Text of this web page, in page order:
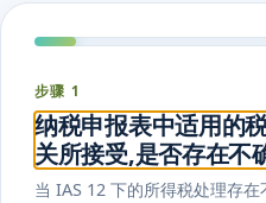
步骤 1
纳税申报表中适用的
关所接受,是否存在不
当 IAS 12 下的所得税处理存在